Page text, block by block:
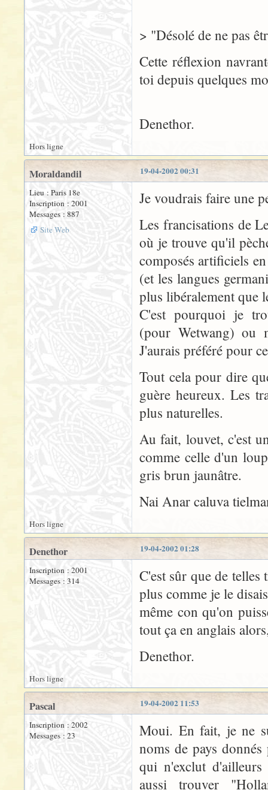
> "Désolé de ne pas
Cette réflexion
toi depuis quelques
Denethor.
Hors ligne
19-04-2002 00:31
Moraldandil
Lieu : Paris 18e
Inscription : 2001
Messages : 887
Site Web
Je voudrais faire une
Les francisations de
où je trouve qu'il
composés artificiels
(et les langues
plus libéralement que
C'est pourquoi je
(pour Wetwang) ou
J'aurais préféré pour
Tout cela pour dire
guère heureux. Les
plus naturelles.
Au fait, louvet, c'est
comme celle d'un
gris brun jaunâtre.
Nai Anar caluva
Hors ligne
19-04-2002 01:28
Denethor
Inscription : 2001
Messages : 314
C'est sûr que de telles
plus comme je le
même con qu'on
tout ça en anglais
Denethor.
Hors ligne
19-04-2002 11:53
Pascal
Inscription : 2002
Messages : 23
Moui. En fait, je ne
noms de pays
qui n'exclut
aussi trouver